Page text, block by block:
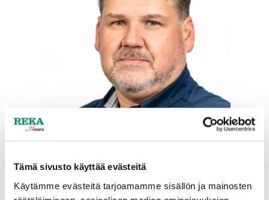
Tämä sivusto käyttää evästeitä
Käytämme evästeitä tarjoamamme sisällön ja mainosten